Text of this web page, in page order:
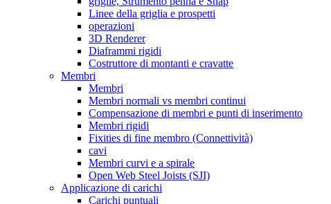
Linee della griglia e prospetti
operazioni
3D Renderer
Diaframmi rigidi
Costruttore di montanti e cravatte
Membri
Membri
Membri normali vs membri continui
Compensazione di membri e punti di inserimento
Membri rigidi
Fixities di fine membro (Connettività)
cavi
Membri curvi e a spirale
Open Web Steel Joists (SJI)
Applicazione di carichi
Carichi puntuali